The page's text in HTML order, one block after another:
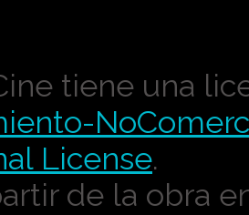
tiene una
License.
de la obra